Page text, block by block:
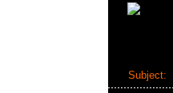
Subject: